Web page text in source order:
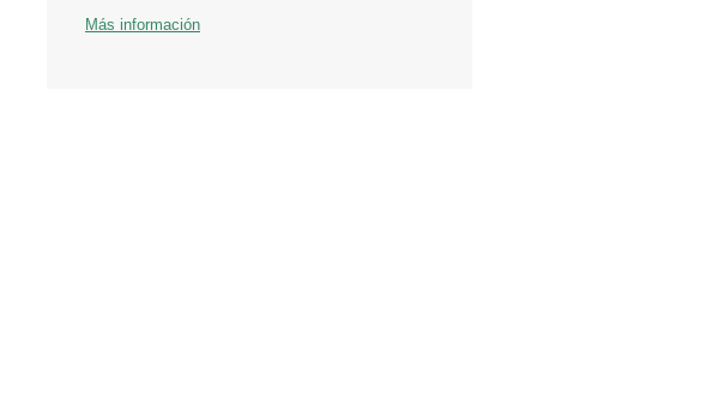
Más información